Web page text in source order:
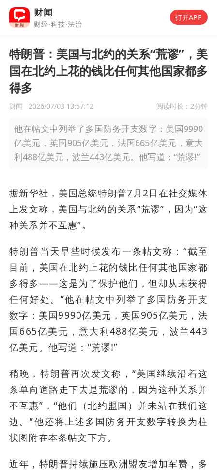
财闻
财经·科技·法治
打开APP
特朗普：美国与北约的关系“荒谬”，美
国在北约上花的钱比任何其他国家都多
得多
财闻 2026/07/03 13:57:12 阅读时长： 2分钟
他在帖文中列举了多国防务开支数字：美国9990
亿美元，英国905亿美元，法国665亿美元，意大
利488亿美元，波兰443亿美元。他写道：“荒谬!”
据新华社，美国总统特朗普7月2日在社交媒体
上发文称，美国与北约的关系“荒谬”，因为“这
种关系并不互惠”。
特朗普当天早些时候发布一条帖文称：“截至
目前，美国在北约上花的钱比任何其他国家都
多得多——这是为了保护他们，但却从未获得
任何好处。”他在帖文中列举了多国防务开支
数字：美国9990亿美元，英国905亿美元，法
国665亿美元，意大利488亿美元，波兰443
亿美元。他写道：“荒谬!”
稍晚，特朗普再次发文称，“美国继续沿着这
条单向道路走下去是荒谬的，因为这种关系并
不互惠”，“他们（北约盟国）并未站在我们这
边。”他还将上述多国防务开支数字转换为柱
状图附在本条帖文下方。
近年，特朗普持续施压欧洲盟友增加军费，多